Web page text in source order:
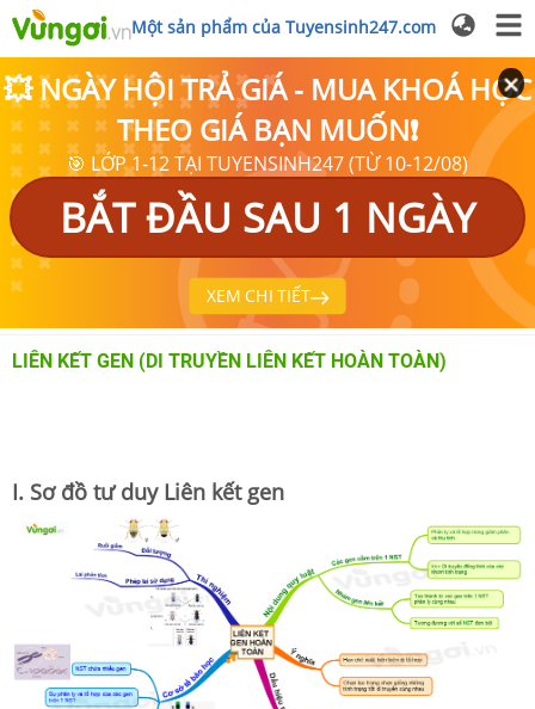
Một sản phẩm của Tuyensinh247.com
💥 NGÀY HỘI TRẢ GIÁ - MUA KHOÁ HỌC
THEO GIÁ BẠN MUỐN❗
🎯 LỚP 1-12 TẠI TUYENSINH247 (TỪ 10-12/08)
BẮT ĐẦU SAU 1 NGÀY
XEM CHI TIẾT
LIÊN KẾT GEN (DI TRUYỀN LIÊN KẾT HOÀN TOÀN)
I. Sơ đồ tư duy Liên kết gen